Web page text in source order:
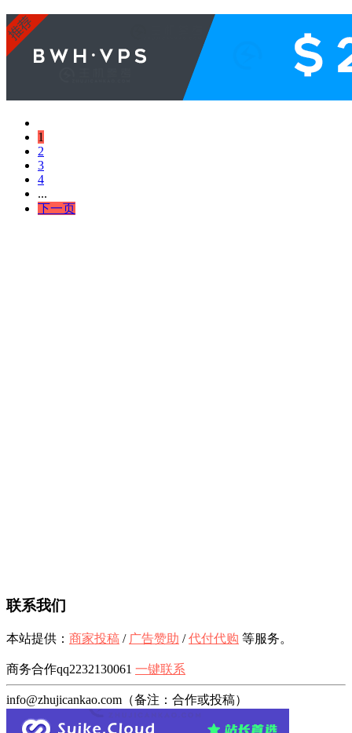
1
2
3
4
...
下一页
联系我们
本站提供： 商家投稿 / 广告赞助 /代付代购 等服务。
商务合作qq2232130061 一键联系
info@zhujicankao.com（备注：合作或投稿）